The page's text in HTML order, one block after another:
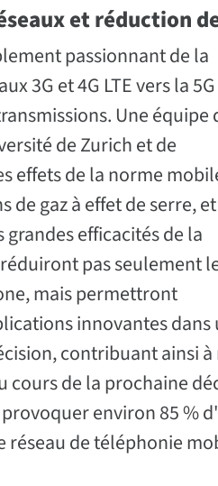
et réduction
passionnant de la
3G et 4G LTE vers la 5G
Une équipe
de Zurich et de
effets de la norme
de gaz à effet de serre,
efficacités de la
pas seulement
mais permettront
innovantes
contribuant ainsi à
cours de la prochaine
environ 85 %
réseau de téléphonie